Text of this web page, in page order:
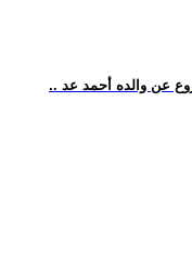
عن والده أحمد عد